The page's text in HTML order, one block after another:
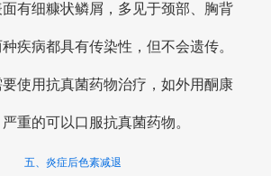
有细糠状鳞屑，多见于颈部、胸背
疾病都具有传染性，但不会遗传。
使用抗真菌药物治疗，如外用酮康
重的可以口服抗真菌药物。
五、炎症后色素减退